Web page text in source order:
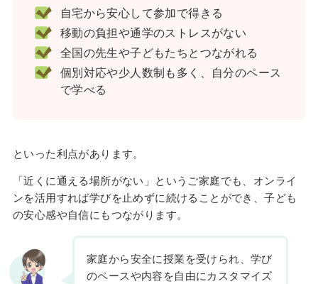
自宅から安心して参加で得きる
移動の負担や通学のストレスがない
全国の先生や子どもたちとつながれる
個別対応や少人数制も多く、自分のペース
で学べる
といった利点があります。
「近くに通える場所がない」というご家庭でも、オンライ
ンを活用すれば学びを止めずに続けることができ、子ども
の安心感や自信にもつながります。
家庭から安全に授業を受けられ、学び
のペースや内容を自由にカスタマイズ